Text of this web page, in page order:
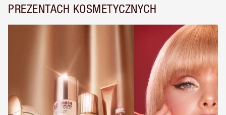
PREZENTACH KOSMETYCZNYCH